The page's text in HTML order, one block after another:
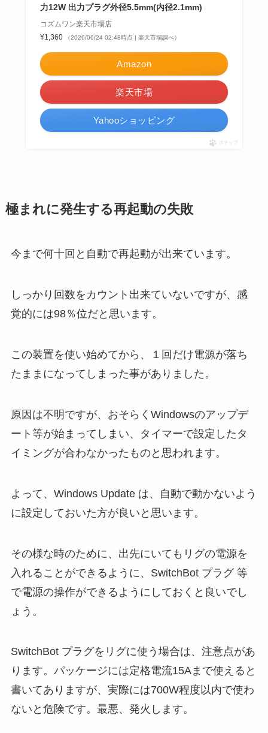
力12W 出力プラグ外径5.5mm(内径2.1mm)
コズムワン楽天市場店
¥1,360
（2026/06/24 02:48時点 | 楽天市場調べ）
Amazon
楽天市場
Yahooショッピング
ポチップ
極まれに発生する再起動の失敗
今まで何十回と自動で再起動が出来ています。
しっかり回数をカウント出来ていないですが、感
覚的には98％位だと思います。
この装置を使い始めてから、１回だけ電源が落ち
たままになってしまった事がありました。
原因は不明ですが、おそらくWindowsのアップデ
ート等が始まってしまい、タイマーで設定したタ
イミングが合わなかったものと思われます。
よって、Windows Update は、自動で動かないよう
に設定しておいた方が良いと思います。
その様な時のために、出先にいてもリグの電源を
入れることができるように、SwitchBot プラグ 等
で電源の操作ができるようにしておくと良いでし
ょう。
SwitchBot プラグをリグに使う場合は、注意点があ
ります。パッケージには定格電流15Aまで使えると
書いてありますが、実際には700W程度以内で使わ
ないと危険です。最悪、発火します。